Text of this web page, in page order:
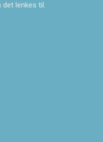
lenkes til.